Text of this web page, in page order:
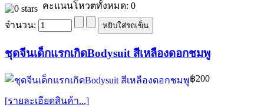
คะแนนโหวตทั้งหมด: 0
จำนวน:
ชุดจีนเด็กแรกเกิดBodysuit สีเหลืองดอกชมพู
฿200
[รายละเอียดสินค้า...]